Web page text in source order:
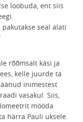
loobuda, ent siis
pakutakse seal alati
rõõmsalt käsi ja
kelle juurde ta
inimestest
vasakul. Siis,
mööda
härra Pauli uksele.